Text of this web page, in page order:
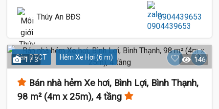
Thúy An BĐS 0904439653
Sàn BTCT Hẻm Xe Hơi (6 m)
1 / 3 146
Bán nhà hẻm Xe hơi, Bình Lợi, Bình Thạnh,
98 m² (4m x 25m), 4 tầng